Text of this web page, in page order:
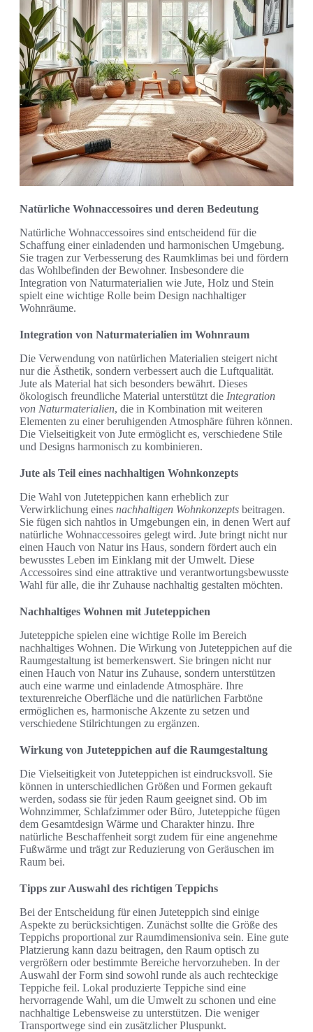
Natürliche Wohnaccessoires und deren Bedeutung
Natürliche Wohnaccessoires sind entscheidend für die
Schaffung einer einladenden und harmonischen Umgebung.
Sie tragen zur Verbesserung des Raumklimas bei und fördern
das Wohlbefinden der Bewohner. Insbesondere die
Integration von Naturmaterialien wie Jute, Holz und Stein
spielt eine wichtige Rolle beim Design nachhaltiger
Wohnräume.
Integration von Naturmaterialien im Wohnraum
Die Verwendung von natürlichen Materialien steigert nicht
nur die Ästhetik, sondern verbessert auch die Luftqualität.
Jute als Material hat sich besonders bewährt. Dieses
ökologisch freundliche Material unterstützt die Integration
von Naturmaterialien, die in Kombination mit weiteren
Elementen zu einer beruhigenden Atmosphäre führen können.
Die Vielseitigkeit von Jute ermöglicht es, verschiedene Stile
und Designs harmonisch zu kombinieren.
Jute als Teil eines nachhaltigen Wohnkonzepts
Die Wahl von Juteteppichen kann erheblich zur
Verwirklichung eines nachhaltigen Wohnkonzepts beitragen.
Sie fügen sich nahtlos in Umgebungen ein, in denen Wert auf
natürliche Wohnaccessoires gelegt wird. Jute bringt nicht nur
einen Hauch von Natur ins Haus, sondern fördert auch ein
bewusstes Leben im Einklang mit der Umwelt. Diese
Accessoires sind eine attraktive und verantwortungsbewusste
Wahl für alle, die ihr Zuhause nachhaltig gestalten möchten.
Nachhaltiges Wohnen mit Juteteppichen
Juteteppiche spielen eine wichtige Rolle im Bereich
nachhaltiges Wohnen. Die Wirkung von Juteteppichen auf die
Raumgestaltung ist bemerkenswert. Sie bringen nicht nur
einen Hauch von Natur ins Zuhause, sondern unterstützen
auch eine warme und einladende Atmosphäre. Ihre
texturenreiche Oberfläche und die natürlichen Farbtöne
ermöglichen es, harmonische Akzente zu setzen und
verschiedene Stilrichtungen zu ergänzen.
Wirkung von Juteteppichen auf die Raumgestaltung
Die Vielseitigkeit von Juteteppichen ist eindrucksvoll. Sie
können in unterschiedlichen Größen und Formen gekauft
werden, sodass sie für jeden Raum geeignet sind. Ob im
Wohnzimmer, Schlafzimmer oder Büro, Juteteppiche fügen
dem Gesamtdesign Wärme und Charakter hinzu. Ihre
natürliche Beschaffenheit sorgt zudem für eine angenehme
Fußwärme und trägt zur Reduzierung von Geräuschen im
Raum bei.
Tipps zur Auswahl des richtigen Teppichs
Bei der Entscheidung für einen Juteteppich sind einige
Aspekte zu berücksichtigen. Zunächst sollte die Größe des
Teppichs proportional zur Raumdimensioniva sein. Eine gute
Platzierung kann dazu beitragen, den Raum optisch zu
vergrößern oder bestimmte Bereiche hervorzuheben. In der
Auswahl der Form sind sowohl runde als auch rechteckige
Teppiche feil. Lokal produzierte Teppiche sind eine
hervorragende Wahl, um die Umwelt zu schonen und eine
nachhaltige Lebensweise zu unterstützen. Die weniger
Transportwege sind ein zusätzlicher Pluspunkt.